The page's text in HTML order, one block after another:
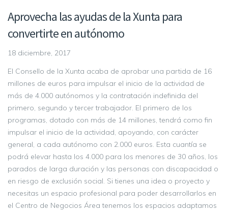
Aprovecha las ayudas de la Xunta para
convertirte en autónomo
18 diciembre, 2017
El Consello de la Xunta acaba de aprobar una partida de 16
millones de euros para impulsar el inicio de la actividad de
más de 4.000 autónomos y la contratación indefinida del
primero, segundo y tercer trabajador. El primero de los
programas, dotado con más de 14 millones, tendrá como fin
impulsar el inicio de la actividad, apoyando, con carácter
general, a cada autónomo con 2.000 euros. Esta cuantía se
podrá elevar hasta los 4.000 para los menores de 30 años, los
parados de larga duración y las personas con discapacidad o
en riesgo de exclusión social. Si tienes una idea o proyecto y
necesitas un espacio profesional para poder desarrollarlos en
el Centro de Negocios Área tenemos los espacios adaptamos